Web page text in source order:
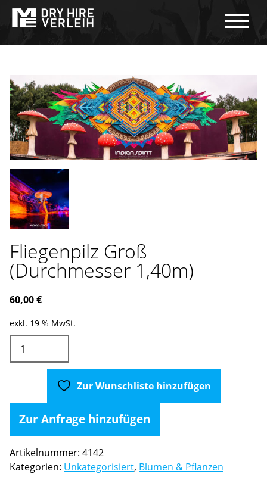
Fliegenpilz Groß
(Durchmesser 1,40m)
60,00€
exkl. 19 % MwSt.
Groß
(Durchmesser
Zur Wunschliste hinzufügen
Zur Anfrage hinzufügen
Artikelnummer: 4142
Kategorien: Unkategorisiert, Blumen & Pflanzen